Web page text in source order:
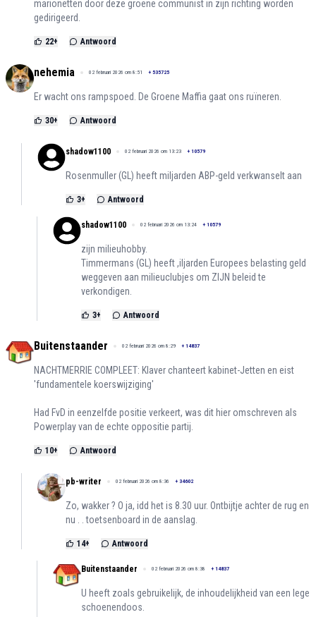
marionetten door deze groene communist in zijn richting worden
gedirigeerd.
22+ Antwoord
nehemia 02 februari 2026 om 8:51 + 535725
Er wacht ons rampspoed. De Groene Maffia gaat ons ruïneren.
30+ Antwoord
shadow1100 02 februari 2026 om 13:23 + 10579
Rosenmuller (GL) heeft miljarden ABP-geld verkwanselt aan
3+ Antwoord
shadow1100 02 februari 2026 om 13:24 + 10579
zijn milieuhobby.
Timmermans (GL) heeft ,iljarden Europees belasting geld
weggeven aan milieuclubjes om ZIJN beleid te
verkondigen.
3+ Antwoord
Buitenstaander 02 februari 2026 om 8:29 + 14837
NACHTMERRIE COMPLEET: Klaver chanteert kabinet-Jetten en eist
'fundamentele koerswijziging'
Had FvD in eenzelfde positie verkeert, was dit hier omschreven als
Powerplay van de echte oppositie partij.
10+ Antwoord
pb-writer 02 februari 2026 om 8:36 + 34602
Zo, wakker ? O ja, idd het is 8.30 uur. Ontbijtje achter de rug en
nu . . toetsenboard in de aanslag.
14+ Antwoord
Buitenstaander 02 februari 2026 om 8:38 + 14837
U heeft zoals gebruikelijk, de inhoudelijkheid van een lege
schoenendoos.